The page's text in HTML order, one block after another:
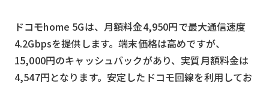
ドコモhome 5Gは、月額料金4,950円で最大通信速度
4.2Gbpsを提供します。端末価格は高めですが、
15,000円のキャッシュバックがあり、実質月額料金は
4,547円となります。安定したドコモ回線を利用してお